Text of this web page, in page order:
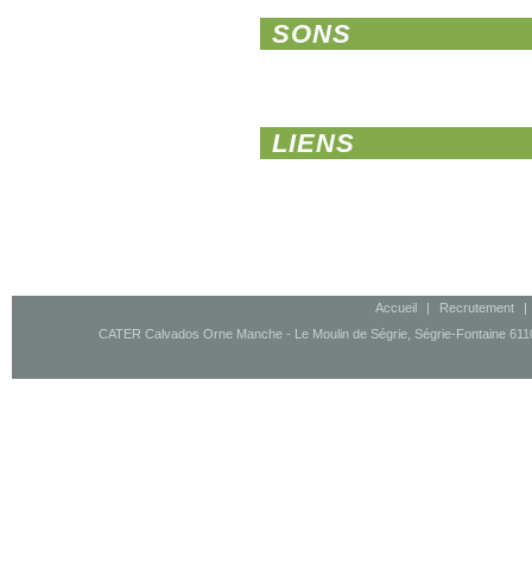
SONS
LIENS
Accueil | Recrutement
|
CATER Calvados Orne Manche - Le Moulin de Ségrie, Ségrie-Fontaine